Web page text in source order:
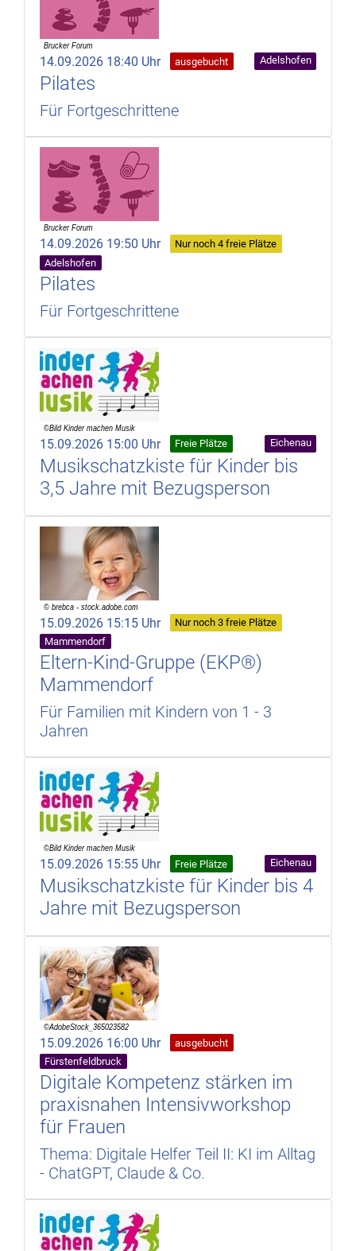
14.09.2026 18:40 Uhr ausgebucht Adelshofen
Pilates
Für Fortgeschrittene
14.09.2026 19:50 Uhr
Nur noch 4 freie Plätze
Adelshofen
Pilates
Für Fortgeschrittene
15.09.2026 15:00 Uhr Freie Plätze Eichenau
Musikschatzkiste für Kinder bis
3,5 Jahre mit Bezugsperson
15.09.2026 15:15 Uhr
Nur noch 3 freie Plätze
Mammendorf
Eltern-Kind-Gruppe (EKP®)
Mammendorf
Für Familien mit Kindern von 1 - 3
Jahren
15.09.2026 15:55 Uhr Freie Plätze Eichenau
Musikschatzkiste für Kinder bis 4
Jahre mit Bezugsperson
15.09.2026 16:00 Uhr
ausgebucht
Fürstenfeldbruck
Digitale Kompetenz stärken im
praxisnahen Intensivworkshop
für Frauen
Thema: Digitale Helfer Teil II: KI im Alltag
- ChatGPT, Claude & Co.